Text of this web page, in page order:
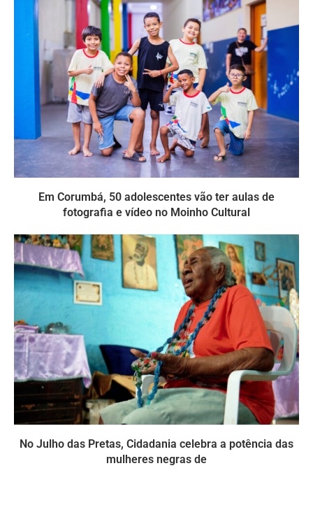
Em Corumbá, 50 adolescentes vão ter aulas de
fotografia e vídeo no Moinho Cultural
No Julho das Pretas, Cidadania celebra a potência das
mulheres negras de